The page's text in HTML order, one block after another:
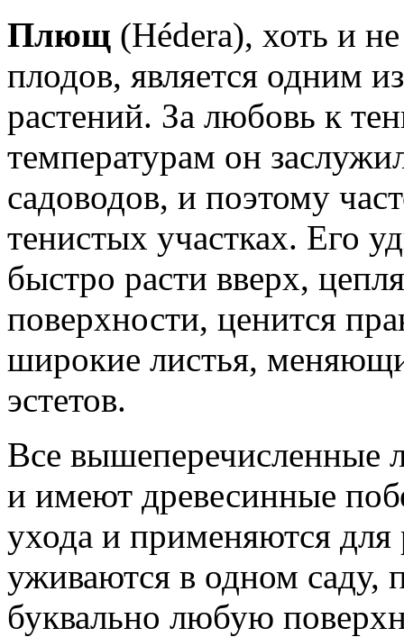
Плющ (Hédera), хоть и
плодов, является одним
растений. За любовь к
температурам он
садоводов, и поэтому
тенистых участках. Его
быстро расти вверх,
поверхности, ценится
широкие листья,
эстетов.
Все вышеперечисленные
и имеют древесинные
ухода и применяются
уживаются в одном саду,
буквально любую